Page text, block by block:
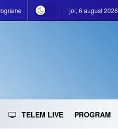
joi, 6 august 2026
TELEM LIVE PROGRAM